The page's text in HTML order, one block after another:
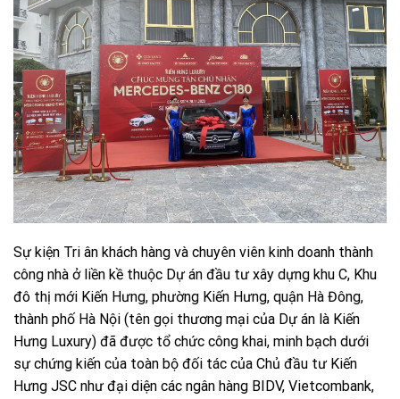
Sự kiện Tri ân khách hàng và chuyên viên kinh doanh thành
công nhà ở liền kề thuộc Dự án đầu tư xây dựng khu C, Khu
đô thị mới Kiến Hưng, phường Kiến Hưng, quận Hà Đông,
thành phố Hà Nội (tên gọi thương mại của Dự án là Kiến
Hưng Luxury) đã được tổ chức công khai, minh bạch dưới
sự chứng kiến của toàn bộ đối tác của Chủ đầu tư Kiến
Hưng JSC như đại diện các ngân hàng BIDV, Vietcombank,